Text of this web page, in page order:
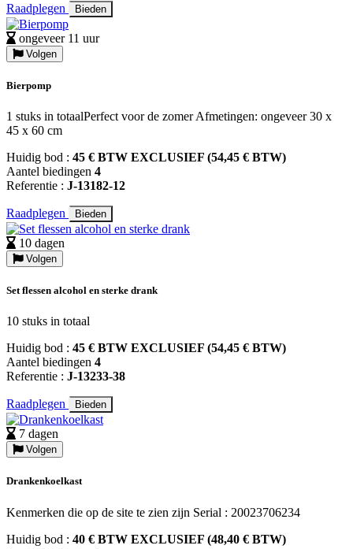
Raadplegen Bieden
ongeveer 11 uur
Volgen
Bierpomp
1 stuks in totaalPerfect voor de zomer Afmetingen: ongeveer 30 x
45 x 60 cm
Huidig bod : 45 € BTW EXCLUSIEF (54,45 € BTW)
Aantel biedingen 4
Referentie : J-13182-12
Raadplegen Bieden
10 dagen
Volgen
Set flessen alcohol en sterke drank
10 stuks in totaal
Huidig bod : 45 € BTW EXCLUSIEF (54,45 € BTW)
Aantel biedingen 4
Referentie : J-13233-38
Raadplegen Bieden
7 dagen
Volgen
Drankenkoelkast
Kenmerken die op de site te zien zijn Serial : 20023706234
Huidig bod : 40 € BTW EXCLUSIEF (48,40 € BTW)